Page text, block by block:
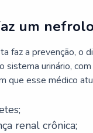
um
faz a prevenção, o
sistema urinário,
que esse médico
renal crônica;